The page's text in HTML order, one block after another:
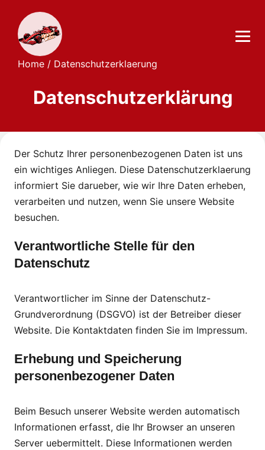
Home / Datenschutzerklaerung
Datenschutzerklärung
Der Schutz Ihrer personenbezogenen Daten ist uns
ein wichtiges Anliegen. Diese Datenschutzerklaerung
informiert Sie darueber, wie wir Ihre Daten erheben,
verarbeiten und nutzen, wenn Sie unsere Website
besuchen.
Verantwortliche Stelle für den
Datenschutz
Verantwortlicher im Sinne der Datenschutz-
Grundverordnung (DSGVO) ist der Betreiber dieser
Website. Die Kontaktdaten finden Sie im Impressum.
Erhebung und Speicherung
personenbezogener Daten
Beim Besuch unserer Website werden automatisch
Informationen erfasst, die Ihr Browser an unseren
Server uebermittelt. Diese Informationen werden